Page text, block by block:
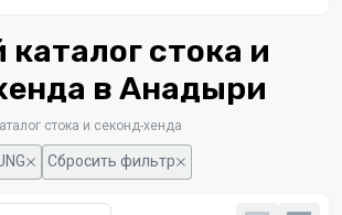
стока и
в Анадыри
стока и секонд-хенда
Сбросить фильтр